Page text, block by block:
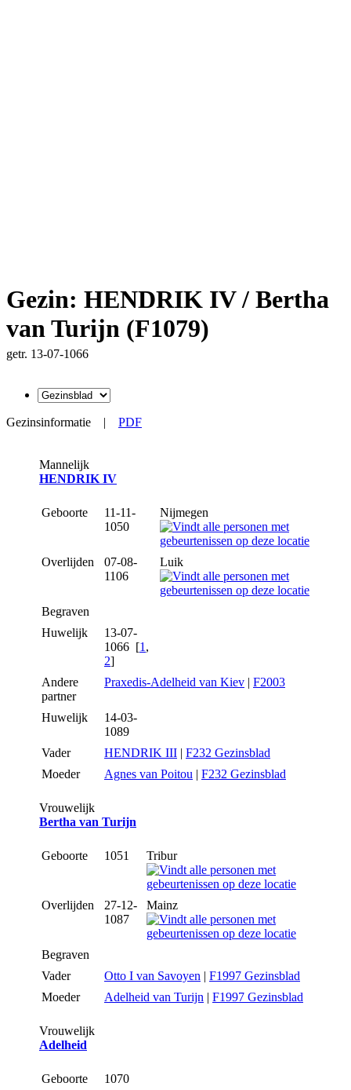
Gezin: HENDRIK IV / Bertha
van Turijn (F1079)
getr. 13-07-1066
Gezinsinformatie | PDF
Mannelijk
HENDRIK IV
Geboorte
11-11-
1050
Nijmegen
Overlijden
07-08-
1106
Luik
Begraven
Huwelijk
13-07-
1066 [1,
2]
Andere
partner
Praxedis-Adelheid van Kiev | F2003
Huwelijk
14-03-
1089
Vader
HENDRIK III | F232 Gezinsblad
Moeder
Agnes van Poitou | F232 Gezinsblad
Vrouwelijk
Bertha van Turijn
Geboorte 1051 Tribur
Overlijden
27-12-
1087
Mainz
Begraven
Vader
Otto I van Savoyen | F1997 Gezinsblad
Moeder
Adelheid van Turijn | F1997 Gezinsblad
Vrouwelijk
Adelheid
Geboorte
1070